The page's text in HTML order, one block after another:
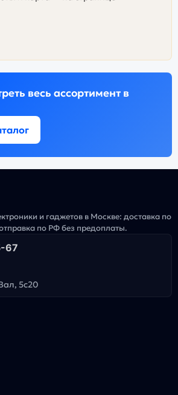
весь ассортимент в
и гаджетов в Москве: доставка по
по РФ без предоплаты.
67
5с20